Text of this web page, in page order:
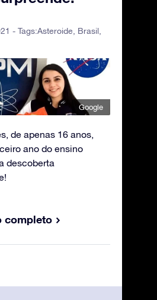
- Tags:Asteroide Brasil
Google
de apenas 16 anos,
ano do ensino
descoberta
completo